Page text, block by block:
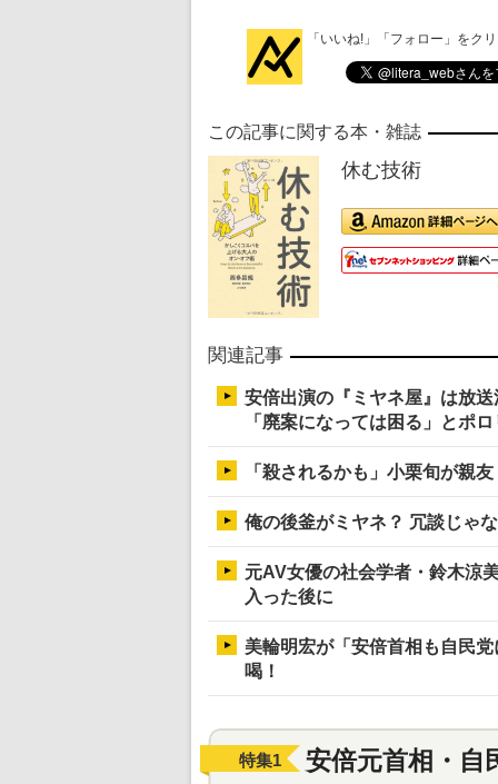
「いいね!」「フォロー」をク
この記事に関する本・雑誌
休む技術
関連記事
安倍出演の『ミヤネ屋』は放
「廃案になっては困る」とポロ
「殺されるかも」小栗旬が親
俺の後釜がミヤネ？ 冗談じゃ
元AV女優の社会学者・鈴木涼
入った後に
美輪明宏が「安倍首相も自民
喝！
特集1 安倍元首相・自